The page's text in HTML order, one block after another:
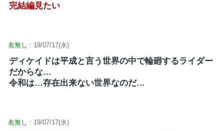
完結編見たい
名無し : 19/07/17(水)
ディケイドは平成と言う世界の中で輪廻するライダー
だからな…
令和は…存在出来ない世界なのだ…
名無し : 19/07/17(水)